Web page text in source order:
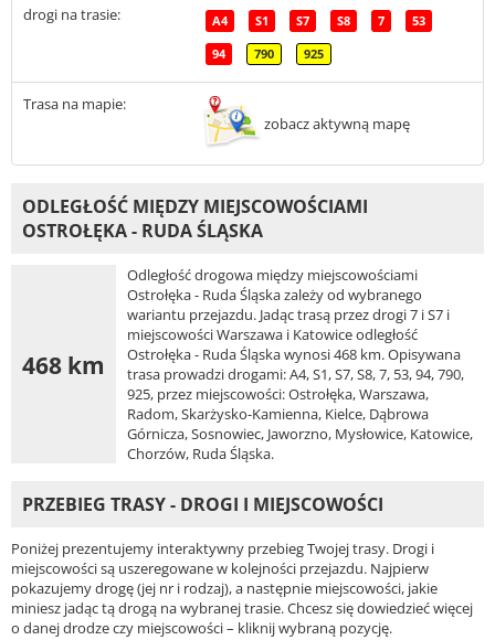
drogi na trasie: A4 S1 S7 S8 7 53
94 790 925
Trasa na mapie:
zobacz aktywną mapę
ODLEGŁOŚĆ MIĘDZY MIEJSCOWOŚCIAMI
OSTROŁĘKA - RUDA ŚLĄSKA
468 km
Odległość drogowa między miejscowościami
Ostrołęka - Ruda Śląska zależy od wybranego
wariantu przejazdu. Jadąc trasą przez drogi 7 i S7 i
miejscowości Warszawa i Katowice odległość
Ostrołęka - Ruda Śląska wynosi 468 km. Opisywana
trasa prowadzi drogami: A4, S1, S7, S8, 7, 53, 94, 790,
925, przez miejscowości: Ostrołęka, Warszawa,
Radom, Skarżysko-Kamienna, Kielce, Dąbrowa
Górnicza, Sosnowiec, Jaworzno, Mysłowice, Katowice,
Chorzów, Ruda Śląska.
PRZEBIEG TRASY - DROGI I MIEJSCOWOŚCI
Poniżej prezentujemy interaktywny przebieg Twojej trasy. Drogi i
miejscowości są uszeregowane w kolejności przejazdu. Najpierw
pokazujemy drogę (jej nr i rodzaj), a następnie miejscowości, jakie
miniesz jadąc tą drogą na wybranej trasie. Chcesz się dowiedzieć więcej
o danej drodze czy miejscowości – kliknij wybraną pozycję.